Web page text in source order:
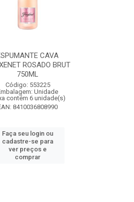
CAVA
ROSADO BRUT
750ML
Código: 553225
Unidade
contém 6 unidade(s)
8410036808990
Faça seu login ou
cadastre-se para
ver preços e
comprar